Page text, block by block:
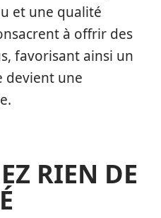
et une qualité
à offrir des
favorisant ainsi un
devient une
RIEN DE